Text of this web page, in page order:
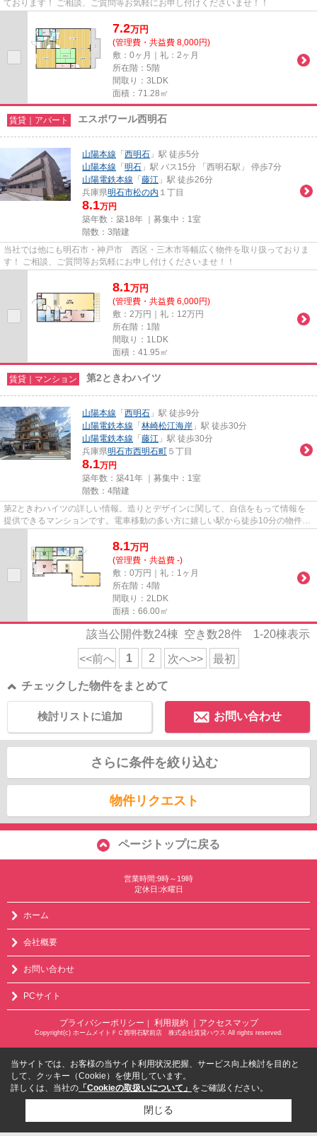
ております！ ご相談、ご質問等お気軽にお申し付けくださいませ！！
7.2万円
(管理費・共益費 8,000円)
敷：0ヶ月｜礼：2ヶ月
所在階：5階
間取り：3LDK
面積：71.28㎡
賃貸｜アパート エスポワール西明石
山陽本線 「 西明石 」駅 徒歩5分
山陽本線 「 明石 」駅 バス15分 「西明石駅」 停歩7分
山陽電鉄本線 「 藤江 」駅 徒歩26分
兵庫県明石市松の内 １丁目
8.1万円
築年数：築18年 ｜募集中： 1室
階数：3階建
当社では他にも明石市・神戸市 西区・三木市等幅広く物件を取り扱っておりま
す！ ご相談、ご質問等お気軽にお申し付けくださいませ！！
8.1万円
(管理費・共益費 6,000円)
敷：2万円｜礼：12万円
所在階：1階
間取り：1LDK
面積：41.95㎡
賃貸｜マンション 第2ときわハイツ
山陽本線 「 西明石 」駅 徒歩9分
山陽電鉄本線 「 林崎松江海岸 」駅 徒歩30分
山陽電鉄本線 「 藤江 」駅 徒歩30分
兵庫県明石市西明石町 ５丁目
8.1万円
築年数：築41年 ｜募集中： 1室
階数：4階建
第2ときわハイツの詳しい情報。造りとデザインに関して、自信をもって情報を
提供できるマンションです。電車移動の多い方に嬉しい駅から徒歩10分の物件で
8.1万円
(管理費・共益費 -)
敷：0万円｜礼：1ヶ月
所在階：4階
間取り：2LDK
面積：66.00㎡
該当公開件数24棟 空き数28件 1-20棟表示
<<前へ 1 2 次へ>> 最初
チェックした物件をまとめて
お問い合わせ
検討リストに追加
さらに条件を絞り込む
物件リクエスト
ページトップに戻る
営業時間:9時～19時
定休日:水曜日
ホーム
会社概要
お問い合わせ
PCサイト
プライバシーポリシー ｜ 利用規約 ｜アクセスマップ
Copyright(c) ホームメイトＦＣ西明石駅前店 株式会社賃貸ハウス All rights reserved.
当サイトでは、お客様の当サイト利用状況把握、サービス向上検討を目的と
して、クッキー（Cookie）を使用しています。
詳しくは、当社の 「Cookieの取扱いについて」 をご確認ください。
閉じる